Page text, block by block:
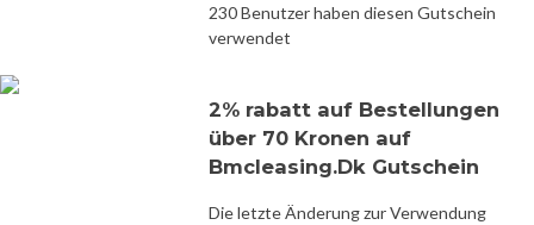
230 Benutzer haben diesen Gutschein
verwendet
2% rabatt auf Bestellungen
über 70 Kronen auf
Bmcleasing.Dk Gutschein
Die letzte Änderung zur Verwendung